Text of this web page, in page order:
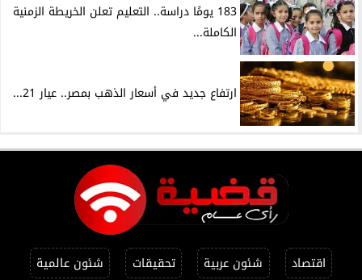
183 يومًا دراسة.. التعليم تعلن الخريطة الزمنية
الكاملة...
ارتفاع جديد في أسعار الذهب بمصر.. عيار 21...
اقتصاد شئون عربية تحقيقات شئون عالمية